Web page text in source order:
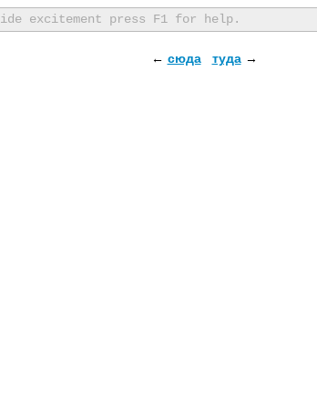
excitement press F1 for help.
← сюда туда→